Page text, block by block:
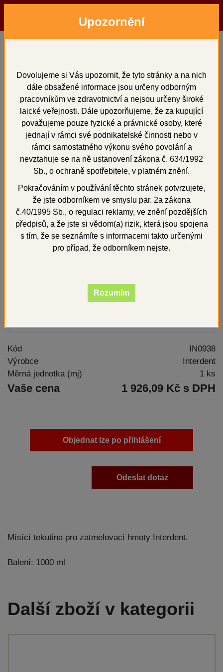
Hledat Přihlásit
EXPASOL 5000 ml
EXPASOL 5000 ml
+
Kód
IN0938
Výrobce
Interdent
Měrná jednotka (mj)
1 ks
Vaše cena 1 926,09 Kč s DPH
Objednat lze po přihlášení
Odeslat dotaz
Mísící tekutina pro zatmelovací hmoty Interdent.
Balení: 1000 ml
Další zboží v kategorii
Upozornění
Dovolujeme si Vás upozornit, že tyto stránky a na nich
dále obsažené informace jsou určeny odborným
pracovníkům ve zdravotnictví a nejsou určeny široké
laické veřejnosti. Dále upozorňujeme, že za kupující
považujeme pouze fyzické a právnické osoby, které
jednají v rámci své podnikatelské činnosti nebo v
rámci samostatného výkonu svého povolání a
nevztahuje se na ně ustanovení zákona č. 634/1992
Sb., o ochraně spotřebitele, v platném znění.
Pokračováním v používání těchto stránek potvrzujete,
že jste odborníkem ve smyslu par. 2a zákona
č.40/1995 Sb., o regulaci reklamy, ve znění pozdějších
předpisů, a že jste si vědom(a) rizik, která jsou spojena
s tím, že se seznámíte s informacemi takto určenými
pro případ, že odborníkem nejste.
Rozumím